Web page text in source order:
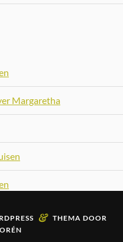
Margaretha
& THEMA DOOR